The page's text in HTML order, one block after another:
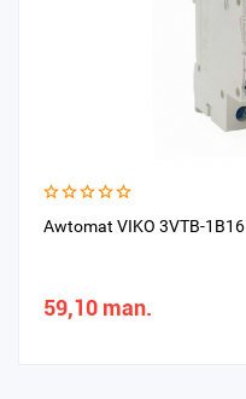
Awtomat VIKO 3VTB-1B16
59,10 man.